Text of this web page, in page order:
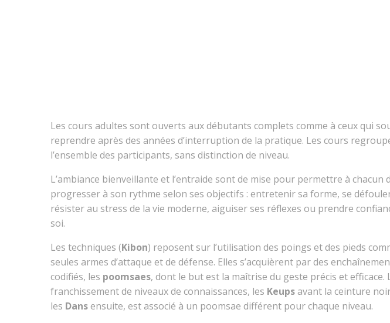
Les cours adultes sont ouverts aux débutants complets comme à ceux qui
reprendre après des années d’interruption de la pratique. Les cours
l’ensemble des participants, sans distinction de niveau.
L’ambiance bienveillante et l’entraide sont de mise pour permettre à chacun
progresser à son rythme selon ses objectifs : entretenir sa forme, se
résister au stress de la vie moderne, aiguiser ses réflexes ou prendre
soi.
Les techniques (Kibon) reposent sur l’utilisation des poings et des pieds
seules armes d’attaque et de défense. Elles s’acquièrent par des
codifiés, les poomsaes, dont le but est la maîtrise du geste précis et efficace.
franchissement de niveaux de connaissances, les Keupsavant la ceinture
les Dansensuite, est associé à un poomsae différent pour chaque niveau.